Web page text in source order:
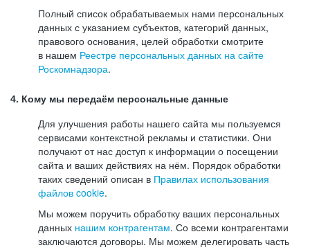
Полный список обрабатываемых нами персональных
данных с указанием субъектов, категорий данных,
правового основания, целей обработки смотрите
в нашем Реестре персональных данных на сайте
Роскомнадзора.
4. Кому мы передаём персональные данные
Для улучшения работы нашего сайта мы пользуемся
сервисами контекстной рекламы и статистики. Они
получают от нас доступ к информации о посещении
сайта и ваших действиях на нём. Порядок обработки
таких сведений описан в Правилах использования
файлов cookie.
Мы можем поручить обработку ваших персональных
данных нашим контрагентам. Со всеми контрагентами
заключаются договоры. Мы можем делегировать часть